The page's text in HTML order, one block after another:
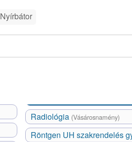
Nyírbátor
Radiológia (Vásárosnamény)
Röntgen UH szakrendelés